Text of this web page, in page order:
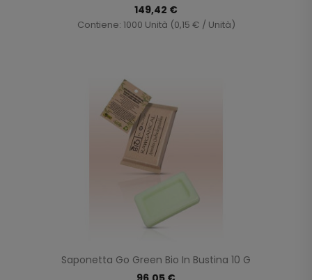
149,42 €
Contiene: 1000 Unità (0,15 € / Unità)
Saponetta Go Green Bio In Bustina 10 G